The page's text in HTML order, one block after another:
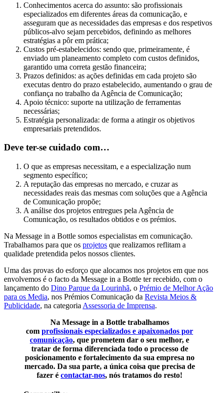
Conhecimentos acerca do assunto: são profissionais
especializados em diferentes áreas da comunicação, e
asseguram que as necessidades das empresas e dos respetivos
públicos-alvo sejam percebidos, definindo as melhores
estratégias a pôr em prática;
Custos pré-estabelecidos: sendo que, primeiramente, é
enviado um planeamento completo com custos definidos,
garantido uma correta gestão financeira;
Prazos definidos: as ações definidas em cada projeto são
executas dentro do prazo estabelecido, aumentando o grau de
confiança no trabalho da Agência de Comunicação;
Apoio técnico: suporte na utilização de ferramentas
necessárias;
Estratégia personalizada: de forma a atingir os objetivos
empresariais pretendidos.
Deve ter-se cuidado com…
O que as empresas necessitam, e a especialização num
segmento específico;
A reputação das empresas no mercado, e cruzar as
necessidades reais das mesmas com soluções que a Agência
de Comunicação propõe;
A análise dos projetos entregues pela Agência de
Comunicação, os resultados obtidos e os prémios.
Na Message in a Bottle somos especialistas em comunicação.
Trabalhamos para que os projetos que realizamos reflitam a
qualidade pretendida pelos nossos clientes.
Uma das provas do esforço que alocamos nos projetos em que nos
envolvemos é o facto da Message in a Bottle ter recebido, com o
lançamento do Dino Parque da Lourinhã, o Prémio de Melhor Ação
para os Media, nos Prémios Comunicação da Revista Meios &
Publicidade, na categoria Assessoria de Imprensa.
Na Message in a Bottle trabalhamos
com profissionais especializados e apaixonados por
comunicação, que prometem dar o seu melhor, e
tratar de forma diferenciada todo o processo de
posicionamento e fortalecimento da sua empresa no
mercado. Da sua parte, a única coisa que precisa de
fazer é contactar-nos, nós tratamos do resto!